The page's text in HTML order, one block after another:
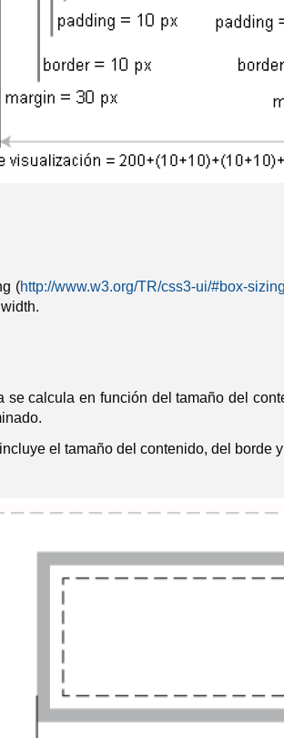
(http://www.w3.org/TR/css3-ui/#box-
se calcula en función del tamaño del
el tamaño del contenido, del borde